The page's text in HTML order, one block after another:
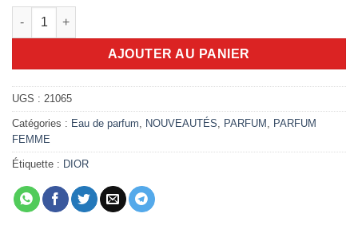
quantité de Miss Dior Essence 80ml EDP
AJOUTER AU PANIER
UGS : 21065
Catégories : Eau de parfum NOUVEAUTÉS PARFUM
PARFUM
FEMME
Étiquette : DIOR